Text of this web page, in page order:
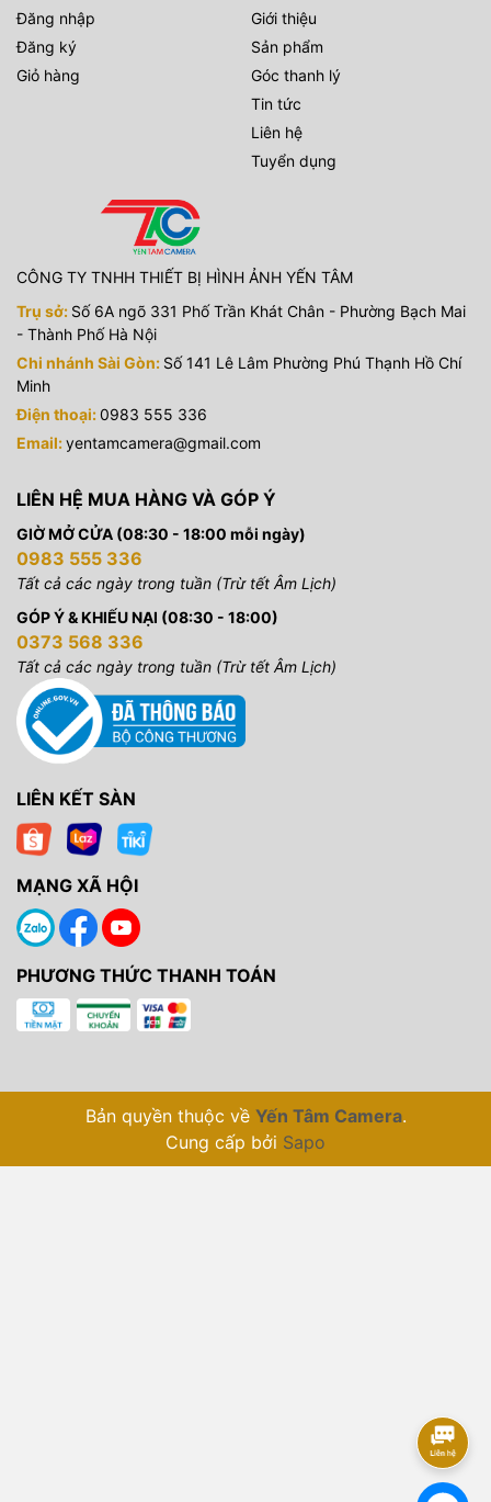
Đăng nhập
Đăng ký
Giỏ hàng
Giới thiệu
Sản phẩm
Góc thanh lý
Tin tức
Liên hệ
Tuyển dụng
CÔNG TY TNHH THIẾT BỊ HÌNH ẢNH YẾN TÂM
Trụ sở: Số 6A ngõ 331 Phố Trần Khát Chân - Phường Bạch Mai
- Thành Phố Hà Nội
Chi nhánh Sài Gòn: Số 141 Lê Lâm Phường Phú Thạnh Hồ Chí
Minh
Điện thoại:0983 555 336
Email:yentamcamera@gmail.com
LIÊN HỆ MUA HÀNG VÀ GÓP Ý
GIỜ MỞ CỬA (08:30 - 18:00 mỗi ngày)
0983 555 336
Tất cả các ngày trong tuần (Trừ tết Âm Lịch)
GÓP Ý & KHIẾU NẠI (08:30 - 18:00)
0373 568 336
Tất cả các ngày trong tuần (Trừ tết Âm Lịch)
LIÊN KẾT SÀN
MẠNG XÃ HỘI
PHƯƠNG THỨC THANH TOÁN
Bản quyền thuộc về Yến Tâm Camera.
Cung cấp bởi Sapo